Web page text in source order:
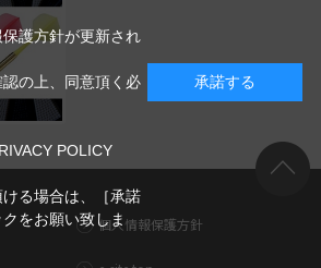
個人情報保護方針
護方針が更新され
の上、同意頂く必
POLICY
る場合は、［承諾
をお願い致しま
承諾する